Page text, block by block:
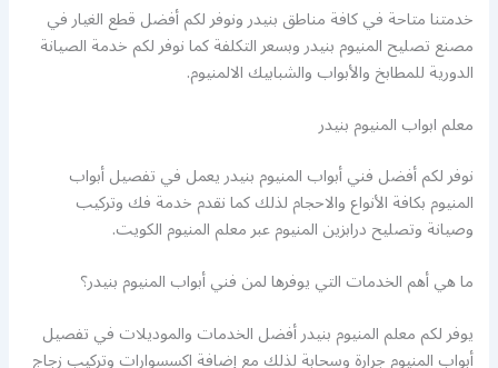
خدمتنا متاحة في كافة مناطق بنيدر ونوفر لكم أفضل قطع الغيار في
مصنع تصليح المنيوم بنيدر وبسعر التكلفة كما نوفر لكم خدمة الصيانة
الدورية للمطابخ والأبواب والشبابيك الالمنيوم.
معلم ابواب المنيوم بنيدر
نوفر لكم أفضل فني أبواب المنيوم بنيدر يعمل في تفصيل أبواب
المنيوم بكافة الأنواع والاحجام لذلك كما نقدم خدمة فك وتركيب
وصيانة وتصليح درابزين المنيوم عبر معلم المنيوم الكويت.
ما هي أهم الخدمات التي يوفرها لمن فني أبواب المنيوم بنيدر؟
يوفر لكم معلم المنيوم بنيدر أفضل الخدمات والموديلات في تفصيل